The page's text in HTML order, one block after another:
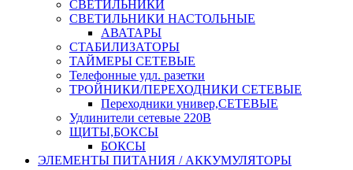
СВЕТИЛЬНИКИ
СВЕТИЛЬНИКИ НАСТОЛЬНЫЕ
АВАТАРЫ
СТАБИЛИЗАТОРЫ
ТАЙМЕРЫ СЕТЕВЫЕ
Телефонные удл. разетки
ТРОЙНИКИ/ПЕРЕХОДНИКИ СЕТЕВЫЕ
Переходники универ,СЕТЕВЫЕ
Удлинители сетевые 220В
ЩИТЫ,БОКСЫ
БОКСЫ
ЭЛЕМЕНТЫ ПИТАНИЯ / АККУМУЛЯТОРЫ